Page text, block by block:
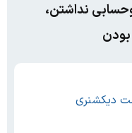
نداشتن،